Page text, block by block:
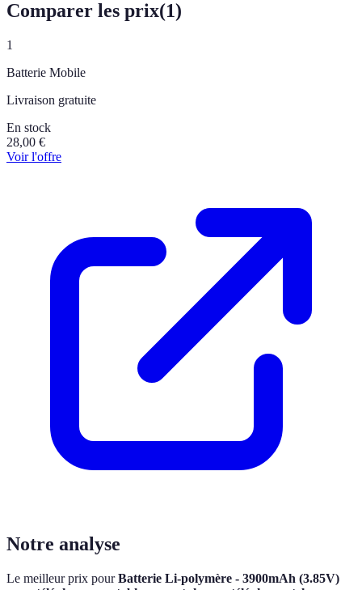
Comparer les prix(1)
1
Batterie Mobile
Livraison gratuite
En stock
28,00 €
Voir l'offre
Notre analyse
Le meilleur prix pourBatterie Li-polymère - 3900mAh (3.85V)